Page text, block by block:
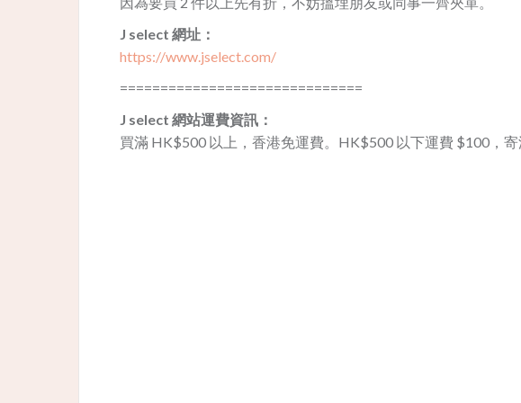
J select 網址：
https://www.jselect.com/
==============================
J select 網站運費資訊：
買滿 HK$500 以上，香港免運費。HK$500 以下運費 $100，